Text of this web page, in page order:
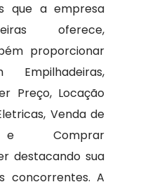
que a empresa
oferece,
proporcionar
Empilhadeiras,
Preço, Locação
Venda de
e Comprar
destacando sua
concorrentes. A